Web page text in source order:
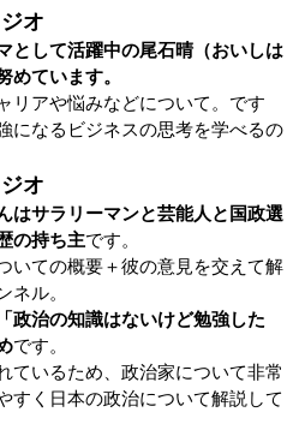
オ
として活躍中の尾石晴（おいしは
ています。
リアや悩みなどについて。です
になるビジネスの思考を学べるの
オ
はサラリーマンと芸能人と国政選
の持ち主です。
いての概要＋彼の意見を交えて解
ル。
政治の知識はないけど勉強した
です。
ているため、政治家について非常
すく日本の政治について解説して